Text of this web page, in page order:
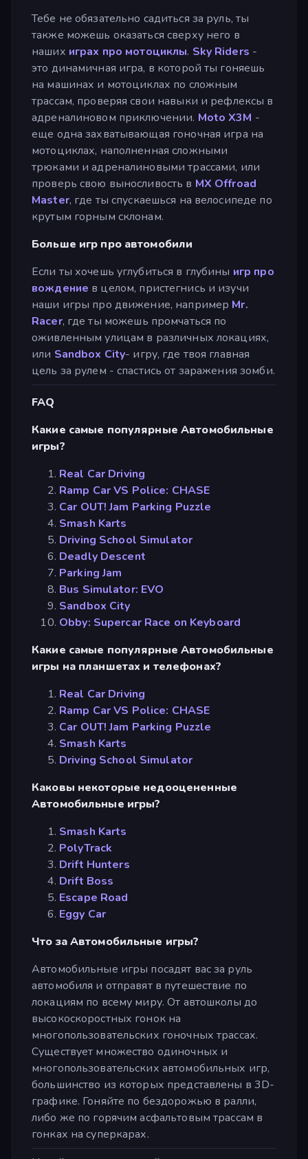
Тебе не обязательно садиться за руль, ты
также можешь оказаться сверху него в
наших играх про мотоциклы. Sky Riders -
это динамичная игра, в которой ты гоняешь
на машинах и мотоциклах по сложным
трассам, проверяя свои навыки и рефлексы в
адреналиновом приключении. Moto X3M -
еще одна захватывающая гоночная игра на
мотоциклах, наполненная сложными
трюками и адреналиновыми трассами, или
проверь свою выносливость в MX Offroad
Master, где ты спускаешься на велосипеде по
крутым горным склонам.
Больше игр про автомобили
Если ты хочешь углубиться в глубины игр про
вождение в целом, пристегнись и изучи
наши игры про движение, например Mr.
Racer, где ты можешь промчаться по
оживленным улицам в различных локациях,
или Sandbox City- игру, где твоя главная
цель за рулем - спастись от заражения зомби.
FAQ
Какие самые популярные Автомобильные
игры?
Real Car Driving
Ramp Car VS Police: CHASE
Car OUT! Jam Parking Puzzle
Smash Karts
Driving School Simulator
Deadly Descent
Parking Jam
Bus Simulator: EVO
Sandbox City
Obby: Supercar Race on Keyboard
Какие самые популярные Автомобильные
игры на планшетах и телефонах?
Real Car Driving
Ramp Car VS Police: CHASE
Car OUT! Jam Parking Puzzle
Smash Karts
Driving School Simulator
Каковы некоторые недооцененные
Автомобильные игры?
Smash Karts
PolyTrack
Drift Hunters
Drift Boss
Escape Road
Eggy Car
Что за Автомобильные игры?
Автомобильные игры посадят вас за руль
автомобиля и отправят в путешествие по
локациям по всему миру. От автошколы до
высокоскоростных гонок на
многопользовательских гоночных трассах.
Существует множество одиночных и
многопользовательских автомобильных игр,
большинство из которых представлены в 3D-
графике. Гоняйте по бездорожью в ралли,
либо же по горячим асфальтовым трассам в
гонках на суперкарах.